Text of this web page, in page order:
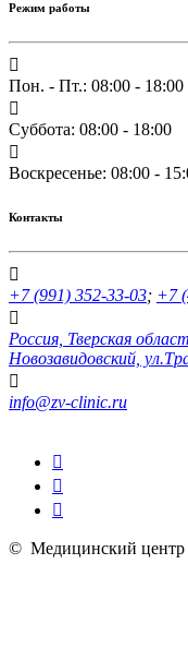
Режим работы
Пон. - Пт.: 08:00 - 18:00
Суббота: 08:00 - 18:00
Воскресенье: 08:00 -
Контакты
+7 (991) 352-33-03; +7
Россия, Тверская
Новозавидовский,
info@zv-clinic.ru
© Медицинский центр